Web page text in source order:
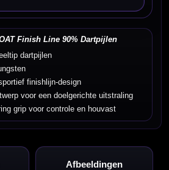
Finish Line 90% Dartpijlen
dartpijlen
finishlijn-design
voor een doelgerichte uitstraling
grip voor controle en houvast
Afbeeldingen